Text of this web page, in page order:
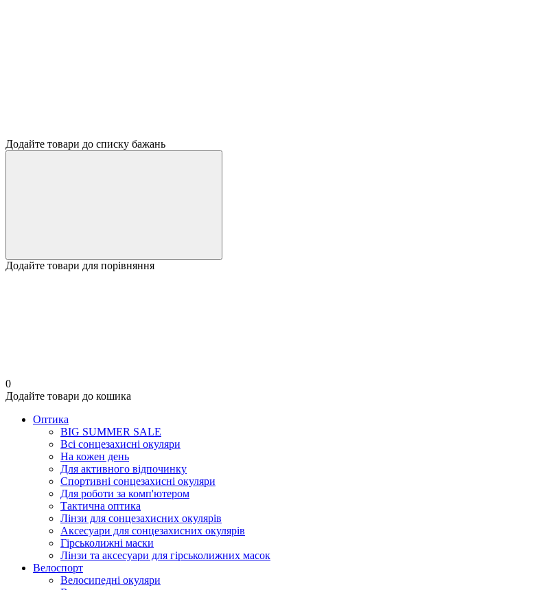
Додайте товари до списку бажань
Додайте товари для порівняння
0
Додайте товари до кошика
Оптика
BIG SUMMER SALE
Всі сонцезахисні окуляри
На кожен день
Для активного відпочинку
Спортивні сонцезахисні окуляри
Для роботи за комп'ютером
Тактична оптика
Лінзи для сонцезахисних окулярів
Аксесуари для сонцезахисних окулярів
Гірськолижні маски
Лінзи та аксесуари для гірськолижних масок
Велоспорт
Велосипедні окуляри